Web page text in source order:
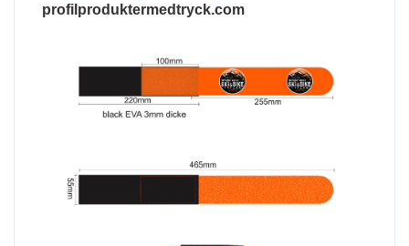
profilproduktermedtryck.com